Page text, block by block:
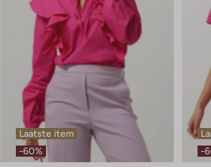
Laatste item
-60%
-